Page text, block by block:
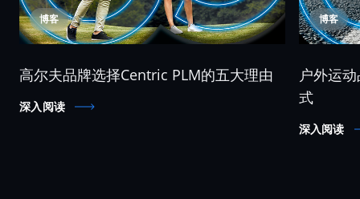
博客
高尔夫品牌选择Centric PLM的五大理由
深入阅读
博客
户外运
式
深入阅读